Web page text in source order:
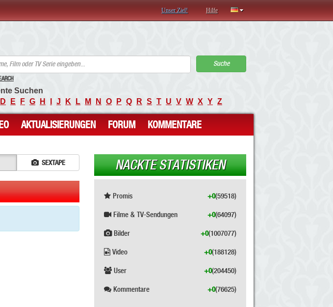
Unser Ziel! Hilfe
Suche
Suchen
D E F G H J K L M N O P Q R S T U V W X Y Z
AKTUALISIERUNGEN FORUM KOMMENTARE
SEXTAPE NACKTE STATISTIKEN
Promis (59518)
+0
Filme & TV-Sendungen (64097)
+0
Bilder (1007077)
+0
Video (188128)
+0
User (204450)
+0
Kommentare (76625)
+0